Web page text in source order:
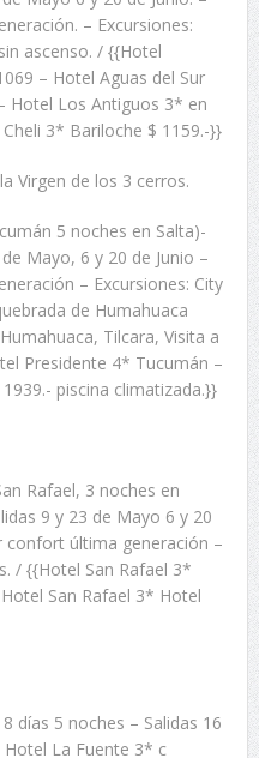
– Excursiones:
ascenso. / {{Hotel
– Hotel Aguas del Sur
Hotel Los Antiguos 3* en
3* Bariloche $ 1159.-}}
Virgen de los 3 cerros.
5 noches en Salta)-
Mayo, 6 y 20 de Junio –
– Excursiones: City
de Humahuaca
Tilcara, Visita a
Presidente 4* Tucumán –
piscina climatizada.}}
Rafael, 3 noches en
9 y 23 de Mayo 6 y 20
confort última generación –
/ {{Hotel San Rafael 3*
San Rafael 3* Hotel
días 5 noches – Salidas 16
Hotel La Fuente 3* c